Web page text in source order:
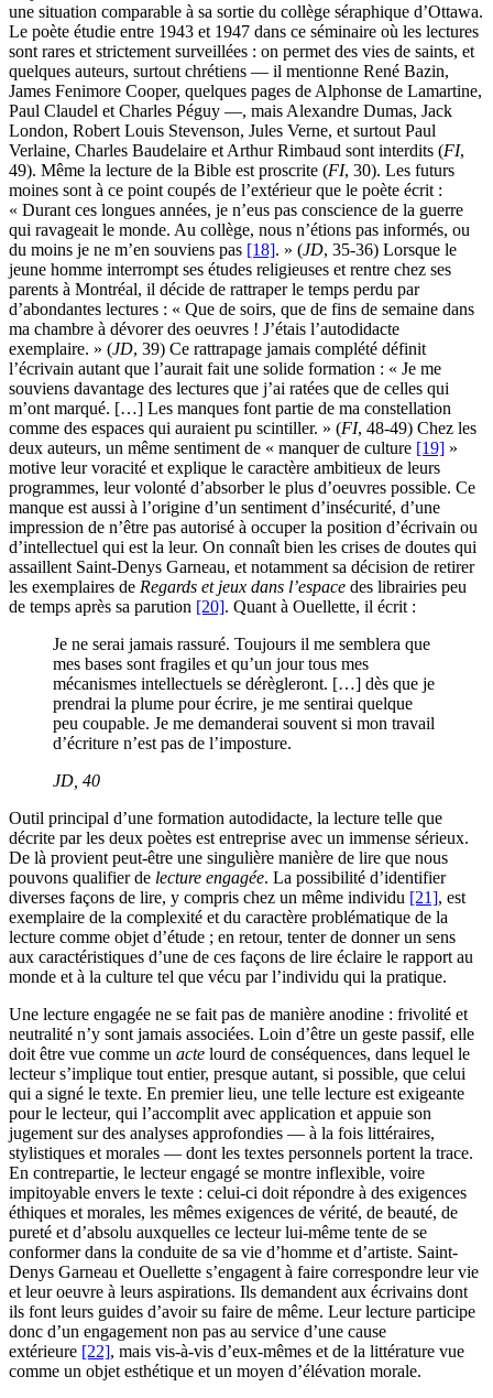
une situation comparable à sa sortie du collège séraphique d’Ottawa.
Le poète étudie entre 1943 et 1947 dans ce séminaire où les lectures
sont rares et strictement surveillées : on permet des vies de saints, et
quelques auteurs, surtout chrétiens — il mentionne René Bazin,
James Fenimore Cooper, quelques pages de Alphonse de Lamartine,
Paul Claudel et Charles Péguy —, mais Alexandre Dumas, Jack
London, Robert Louis Stevenson, Jules Verne, et surtout Paul
Verlaine, Charles Baudelaire et Arthur Rimbaud sont interdits (FI,
49). Même la lecture de la Bible est proscrite (FI, 30). Les futurs
moines sont à ce point coupés de l’extérieur que le poète écrit :
« Durant ces longues années, je n’eus pas conscience de la guerre
qui ravageait le monde. Au collège, nous n’étions pas informés, ou
du moins je ne m’en souviens pas [18]. » (JD, 35-36) Lorsque le
jeune homme interrompt ses études religieuses et rentre chez ses
parents à Montréal, il décide de rattraper le temps perdu par
d’abondantes lectures : « Que de soirs, que de fins de semaine dans
ma chambre à dévorer des oeuvres ! J’étais l’autodidacte
exemplaire. » (JD, 39) Ce rattrapage jamais complété définit
l’écrivain autant que l’aurait fait une solide formation : « Je me
souviens davantage des lectures que j’ai ratées que de celles qui
m’ont marqué. […] Les manques font partie de ma constellation
comme des espaces qui auraient pu scintiller. » (FI, 48-49) Chez les
deux auteurs, un même sentiment de « manquer de culture [19] »
motive leur voracité et explique le caractère ambitieux de leurs
programmes, leur volonté d’absorber le plus d’oeuvres possible. Ce
manque est aussi à l’origine d’un sentiment d’insécurité, d’une
impression de n’être pas autorisé à occuper la position d’écrivain ou
d’intellectuel qui est la leur. On connaît bien les crises de doutes qui
assaillent Saint-Denys Garneau, et notamment sa décision de retirer
les exemplaires de Regards et jeux dans l’espace des librairies peu
de temps après sa parution [20]. Quant à Ouellette, il écrit :
Je ne serai jamais rassuré. Toujours il me semblera que
mes bases sont fragiles et qu’un jour tous mes
mécanismes intellectuels se dérègleront. […] dès que je
prendrai la plume pour écrire, je me sentirai quelque
peu coupable. Je me demanderai souvent si mon travail
d’écriture n’est pas de l’imposture.
JD , 40
Outil principal d’une formation autodidacte, la lecture telle que
décrite par les deux poètes est entreprise avec un immense sérieux.
De là provient peut-être une singulière manière de lire que nous
pouvons qualifier de lecture engagée. La possibilité d’identifier
diverses façons de lire, y compris chez un même individu [21], est
exemplaire de la complexité et du caractère problématique de la
lecture comme objet d’étude ; en retour, tenter de donner un sens
aux caractéristiques d’une de ces façons de lire éclaire le rapport au
monde et à la culture tel que vécu par l’individu qui la pratique.
Une lecture engagée ne se fait pas de manière anodine : frivolité et
neutralité n’y sont jamais associées. Loin d’être un geste passif, elle
doit être vue comme un acte lourd de conséquences, dans lequel le
lecteur s’implique tout entier, presque autant, si possible, que celui
qui a signé le texte. En premier lieu, une telle lecture est exigeante
pour le lecteur, qui l’accomplit avec application et appuie son
jugement sur des analyses approfondies — à la fois littéraires,
stylistiques et morales — dont les textes personnels portent la trace.
En contrepartie, le lecteur engagé se montre inflexible, voire
impitoyable envers le texte : celui-ci doit répondre à des exigences
éthiques et morales, les mêmes exigences de vérité, de beauté, de
pureté et d’absolu auxquelles ce lecteur lui-même tente de se
conformer dans la conduite de sa vie d’homme et d’artiste. Saint-
Denys Garneau et Ouellette s’engagent à faire correspondre leur vie
et leur oeuvre à leurs aspirations. Ils demandent aux écrivains dont
ils font leurs guides d’avoir su faire de même. Leur lecture participe
donc d’un engagement non pas au service d’une cause
extérieure [22], mais vis-à-vis d’eux-mêmes et de la littérature vue
comme un objet esthétique et un moyen d’élévation morale.